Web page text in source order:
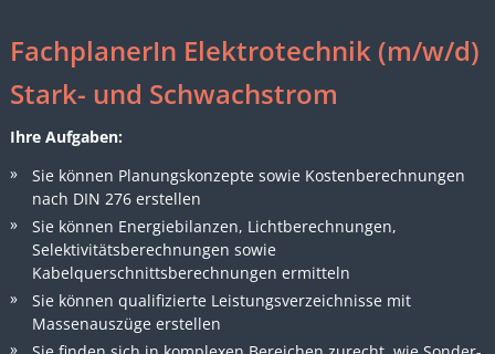
FachplanerIn Elektrotechnik (m/w/d)
Stark- und Schwachstrom
Ihre Aufgaben:
Sie können Planungskonzepte sowie Kostenberechnungen
nach DIN 276 erstellen
Sie können Energiebilanzen, Lichtberechnungen,
Selektivitätsberechnungen sowie
Kabelquerschnittsberechnungen ermitteln
Sie können qualifizierte Leistungsverzeichnisse mit
Massenauszüge erstellen